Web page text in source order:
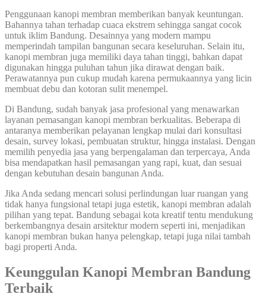
Penggunaan kanopi membran memberikan banyak keuntungan.
Bahannya tahan terhadap cuaca ekstrem sehingga sangat cocok
untuk iklim Bandung. Desainnya yang modern mampu
memperindah tampilan bangunan secara keseluruhan. Selain itu,
kanopi membran juga memiliki daya tahan tinggi, bahkan dapat
digunakan hingga puluhan tahun jika dirawat dengan baik.
Perawatannya pun cukup mudah karena permukaannya yang licin
membuat debu dan kotoran sulit menempel.
Di Bandung, sudah banyak jasa profesional yang menawarkan
layanan pemasangan kanopi membran berkualitas. Beberapa di
antaranya memberikan pelayanan lengkap mulai dari konsultasi
desain, survey lokasi, pembuatan struktur, hingga instalasi. Dengan
memilih penyedia jasa yang berpengalaman dan terpercaya, Anda
bisa mendapatkan hasil pemasangan yang rapi, kuat, dan sesuai
dengan kebutuhan desain bangunan Anda.
Jika Anda sedang mencari solusi perlindungan luar ruangan yang
tidak hanya fungsional tetapi juga estetik, kanopi membran adalah
pilihan yang tepat. Bandung sebagai kota kreatif tentu mendukung
berkembangnya desain arsitektur modern seperti ini, menjadikan
kanopi membran bukan hanya pelengkap, tetapi juga nilai tambah
bagi properti Anda.
Keunggulan Kanopi Membran Bandung
Terbaik